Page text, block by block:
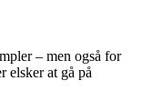
– men også for
elsker at gå på